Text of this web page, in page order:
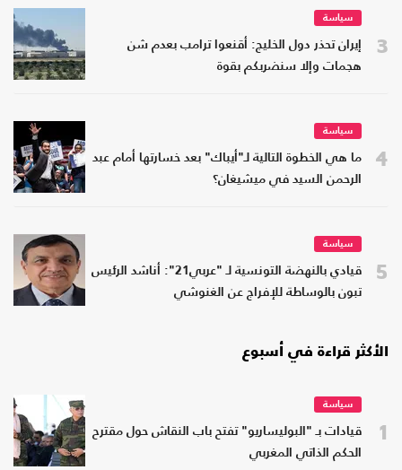
3
سياسة
إيران تحذر دول الخليج: أقنعوا ترامب بعدم شن
هجمات وإلا سنضربكم بقوة
4
سياسة
ما هي الخطوة التالية لـ"أيباك" بعد خسارتها أمام عبد
الرحمن السيد في ميشيغان؟
5
سياسة
قيادي بالنهضة التونسية لـ "عربي21": أناشد الرئيس
تبون بالوساطة للإفراج عن الغنوشي
الأكثر قراءة في أسبوع
1
سياسة
قيادات بـ "البوليساريو" تفتح باب النقاش حول مقترح
الحكم الذاتي المغربي